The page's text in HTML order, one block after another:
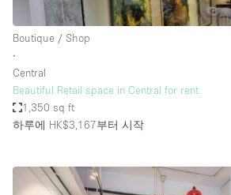
Boutique / Shop
∙
Central
Beautiful Retail space in Central for rent
1,350 sq ft
하루에 HK$3,167부터 시작